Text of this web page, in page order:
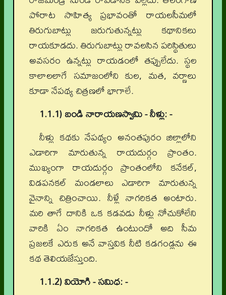
పోరాట సాహిత్య ప్రభావంతో రాయలసీమలో
తిరుగుబాట్లు జరుగుతున్నట్లు కథానికలు
రాయకూడదు. తిరుగుబాట్లు రావలసిన పరిస్థితులు
అవసరం ఉన్నట్లు రాయడంలో తప్పులేదు. స్థల
కాలాలలాగే సమాజంలోని కుల, మత, వర్ణాలు
కూడా నేపథ్య చిత్రణలో భాగాలే.
1.1.1) బండి నారాయణస్వామి - నీళ్లు: -
నీళ్లు కథకు నేపథ్యం అనంతపురం జిల్లాలోని
ఎడారిగా మారుతున్న రాయదుర్గం ప్రాంతం.
ముఖ్యంగా రాయదుర్గం ప్రాంతంలోని కనేకల్,
విడపనకల్ మండలాలు ఎడారిగా మారుతున్న
వైనాన్ని చిత్రించాయి. నీళ్లే నాగరికత అంటారు.
మరి తాగే దానికి ఒక కడవడు నీళ్లు నోచుకోలేని
వారికి ఏం నాగరికత ఉంటుందో అది సీమ
ప్రజలకే ఎరుక అనే వాస్తవిక నీటి కడగండ్లను ఈ
కథ తెలియజేస్తుంది.
1.1.2) వియోగి - సమిధ: -